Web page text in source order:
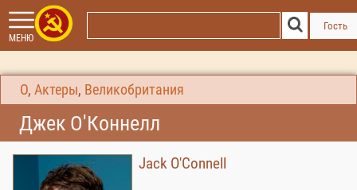
МЕНЮ
Гость
О, Актеры, Великобритания
Джек О'Коннелл
Jack O'Connell